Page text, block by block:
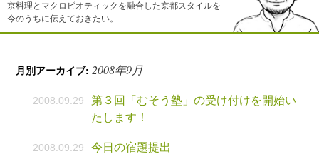
京料理とマクロビオティックを融合した京都スタイルを
今のうちに伝えておきたい。
月別アーカイブ:2008年9月
2008.09.29
第３回「むそう塾」の受け付けを開始い
たします！
2008.09.29 今日の宿題提出